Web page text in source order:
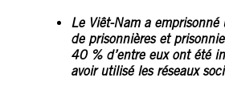
Le Viêt-Nam a emprisonné
de prisonnières et
40 % d’entre eux ont été
avoir utilisé les réseaux